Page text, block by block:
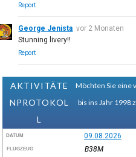
Report
George Jenista vor 2 Monaten
Stunning livery!!
Report
AKTIVITÄTE
NPROTOKOL
L
Möchten Sie eine
bis ins Jahr 1998
DATUM 09.08.2026
FLUGZEUG B38M